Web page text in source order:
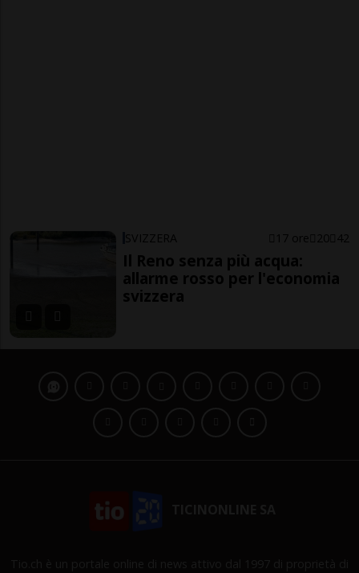
SVIZZERA 17 ore 20 42
Il Reno senza più acqua:
allarme rosso per l'economia
svizzera